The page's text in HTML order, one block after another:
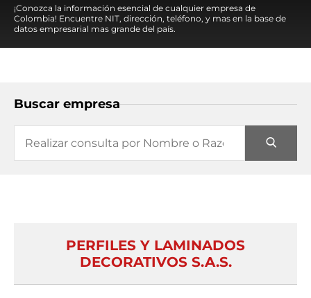
¡Conozca la información esencial de cualquier empresa de
Colombia! Encuentre NIT, dirección, teléfono, y mas en la base de
datos empresarial mas grande del país.
Buscar empresa
PERFILES Y LAMINADOS
DECORATIVOS S.A.S.